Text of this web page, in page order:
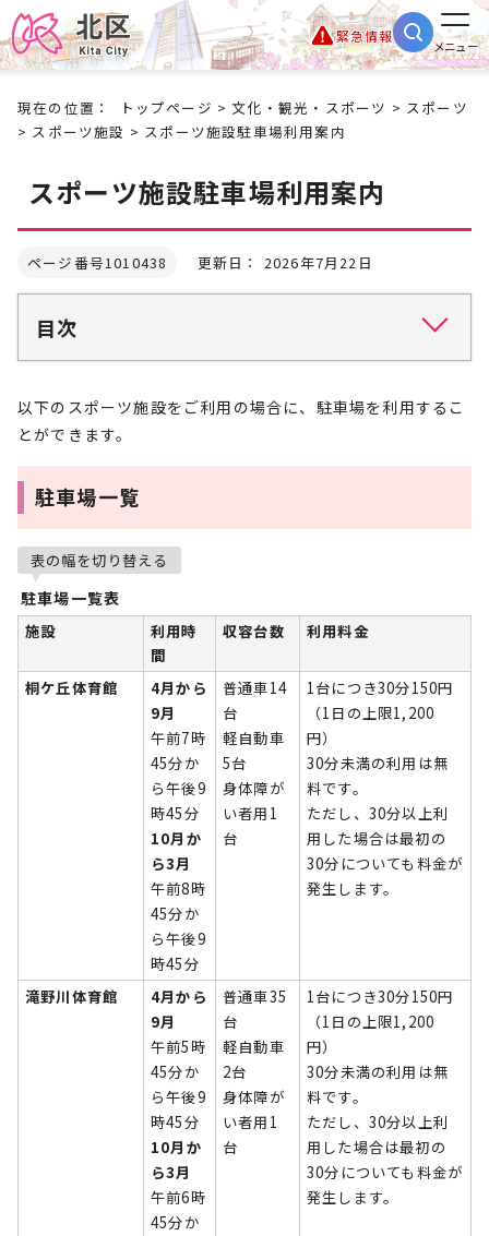
緊急情報
メニュー
現在の位置： トップページ >文化・観光・スポーツ > スポーツ
> スポーツ施設 > スポーツ施設駐車場利用案内
スポーツ施設駐車場利用案内
ページ番号1010438 更新日： 2026年7月22日
目次
以下のスポーツ施設をご利用の場合に、駐車場を利用するこ
とができます。
駐車場一覧
表の幅を切り替える
駐車場一覧表
施設
利用時
間
収容台数 利用料金
桐ケ丘体育館
4月から
9月
午前7時
45分か
ら午後9
時45分
10月か
ら3月
午前8時
45分か
ら午後9
時45分
普通車14
台
軽自動車
5台
身体障が
い者用1
台
1台につき30分150円
（1日の上限1,200
円）
30分未満の利用は無
料です。
ただし、30分以上利
用した場合は最初の
30分についても料金が
発生します。
滝野川体育館
4月から
9月
午前5時
45分か
ら午後9
時45分
10月か
ら3月
午前6時
45分か
普通車35
台
軽自動車
2台
身体障が
い者用1
台
1台につき30分150円
（1日の上限1,200
円）
30分未満の利用は無
料です。
ただし、30分以上利
用した場合は最初の
30分についても料金が
発生します。